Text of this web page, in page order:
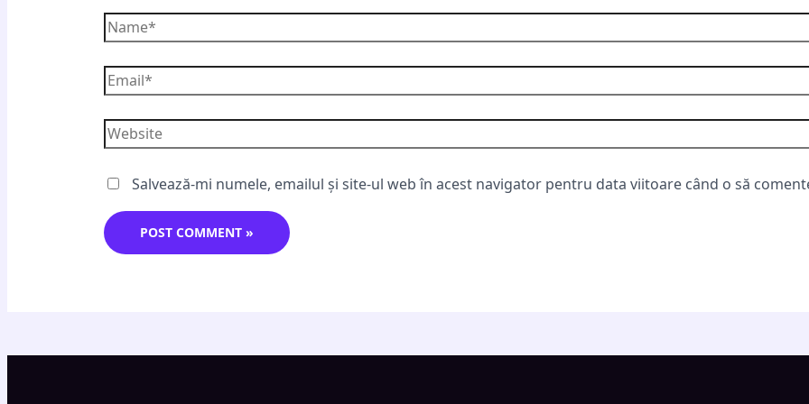
Salvează-mi numele, emailul și site-ul web în acest navigator pentru data viitoare când o să